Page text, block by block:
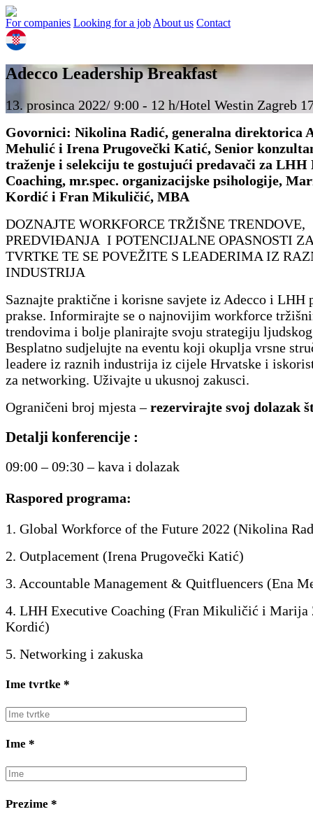
For companies Looking for a job About us Contact
Adecco Leadership Breakfast
13. prosinca 2022/ 9:00 - 12 h/Hotel Westin Zagreb
Govornici: Nikolina Radić, generalna direktorica
Mehulić i Irena Prugovečki Katić, Senior
traženje i selekciju te gostujući predavači za LHH
Coaching, mr.spec. organizacijske psihologije,
Kordić i Fran Mikuličić, MBA
DOZNAJTE WORKFORCE TRŽIŠNE TRENDOVE,
PREDVIĐANJA I POTENCIJALNE OPASNOSTI
TVRTKE TE SE POVEŽITE S LEADERIMA IZ
INDUSTRIJA
Saznajte praktične i korisne savjete iz Adecco i LHH
prakse. Informirajte se o najnovijim workforce
trendovima i bolje planirajte svoju strategiju
Besplatno sudjelujte na eventu koji okuplja vrsne
leadere iz raznih industrija iz cijele Hrvatske i
za networking. Uživajte u ukusnoj zakusci.
Ograničeni broj mjesta –rezervirajte svoj dolazak
Detalji konferencije :
09:00 – 09:30 – kava i dolazak
Raspored programa:
1. Global Workforce of the Future 2022 (Nikolina
2. Outplacement (Irena Prugovečki Katić)
3. Accountable Management & Quitfluencers (Ena
4. LHH Executive Coaching (Fran Mikuličić i Marija
Kordić)
5. Networking i zakuska
Ime tvrtke *
Ime *
Prezime *